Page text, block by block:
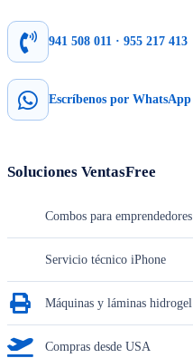
941 508 011 · 955 217 413
Escríbenos por WhatsApp
Soluciones VentasFree
Combos para emprendedores
Servicio técnico iPhone
Máquinas y láminas hidrogel
Compras desde USA